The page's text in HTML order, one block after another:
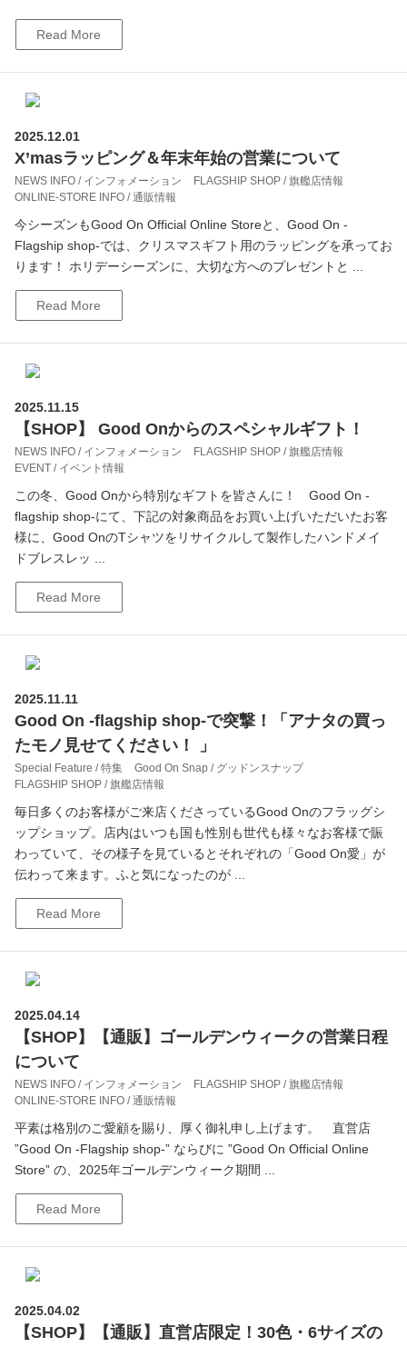
Read More
2025.12.01
X’masラッピング＆年末年始の営業について
NEWS INFO / インフォメーション
FLAGSHIP SHOP / 旗艦店情報
ONLINE-STORE INFO / 通販情報
今シーズンもGood On Official Online Storeと、Good On -
Flagship shop-では、クリスマスギフト用のラッピングを承ってお
ります！ ホリデーシーズンに、大切な方へのプレゼントと ...
Read More
2025.11.15
【SHOP】 Good Onからのスペシャルギフト！
NEWS INFO / インフォメーション
FLAGSHIP SHOP / 旗艦店情報
EVENT / イベント情報
この冬、Good Onから特別なギフトを皆さんに！ Good On -
flagship shop-にて、下記の対象商品をお買い上げいただいたお客
様に、Good OnのTシャツをリサイクルして製作したハンドメイ
ドブレスレッ ...
Read More
2025.11.11
Good On -flagship shop-で突撃！「アナタの買っ
たモノ見せてください！ 」
Special Feature / 特集
Good On Snap / グッドンスナップ
FLAGSHIP SHOP / 旗艦店情報
毎日多くのお客様がご来店くださっているGood Onのフラッグシ
ップショップ。店内はいつも国も性別も世代も様々なお客様で賑
わっていて、その様子を見ているとそれぞれの「Good On愛」が
伝わって来ます。ふと気になったのが ...
Read More
2025.04.14
【SHOP】【通販】ゴールデンウィークの営業日程
について
NEWS INFO / インフォメーション
FLAGSHIP SHOP / 旗艦店情報
ONLINE-STORE INFO / 通販情報
平素は格別のご愛顧を賜り、厚く御礼申し上げます。 直営店
”Good On -Flagship shop-” ならびに ”Good On Official Online
Store” の、2025年ゴールデンウィーク期間 ...
Read More
2025.04.02
【SHOP】【通販】直営店限定！30色・6サイズの